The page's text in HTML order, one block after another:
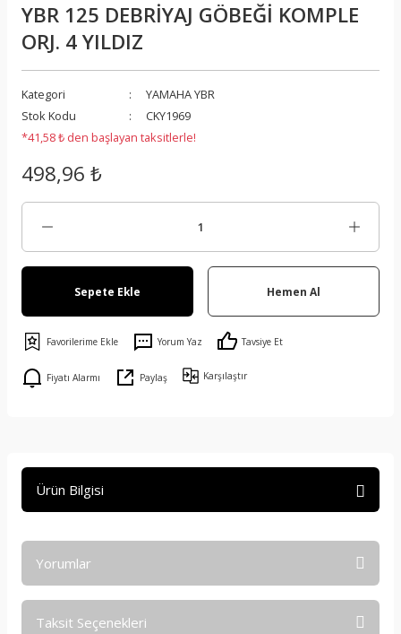
YBR 125 DEBRİYAJ GÖBEĞİ KOMPLE
ORJ. 4 YILDIZ
Kategori
YAMAHA YBR
Stok Kodu
CKY1969
*41,58 ₺ den başlayan taksitlerle!
498,96 ₺
Sepete Ekle Hemen Al
Yorum Yaz Tavsiye Et
Fiyatı Alarmı Paylaş Karşılaştır
Ürün Bilgisi
Yorumlar
Taksit Seçenekleri